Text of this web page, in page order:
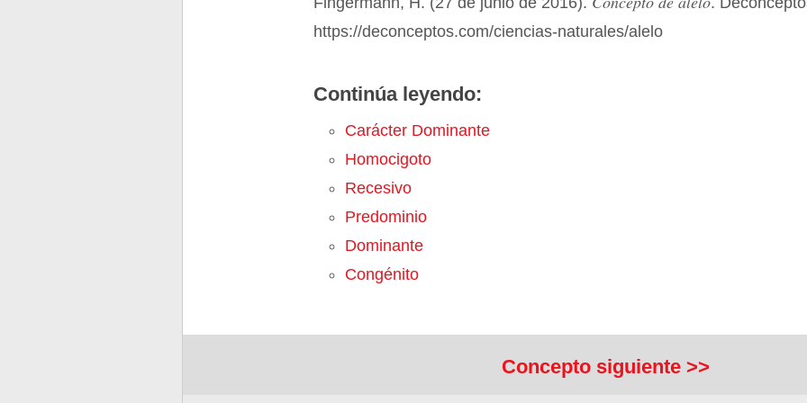
https://deconceptos.com/ciencias-naturales/alelo
Continúa leyendo:
Carácter Dominante
Homocigoto
Recesivo
Predominio
Dominante
Congénito
Concepto siguiente >>